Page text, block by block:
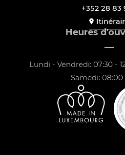
+352 28 83
Heures
Lundi - Vendredi: 07:30 -
Samedi: 08:00